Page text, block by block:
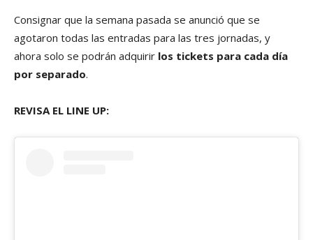
Consignar que la semana pasada se anunció que se
agotaron todas las entradas para las tres jornadas, y
ahora solo se podrán adquirir los tickets para cada día
por separado.
REVISA EL LINE UP: